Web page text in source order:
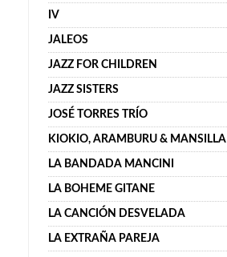
IV
JALEOS
JAZZ FOR CHILDREN
JAZZ SISTERS
JOSÉ TORRES TRÍO
KIOKIO, ARAMBURU & MANSILLA
LA BANDADA MANCINI
LA BOHEME GITANE
LA CANCIÓN DESVELADA
LA EXTRAÑA PAREJA